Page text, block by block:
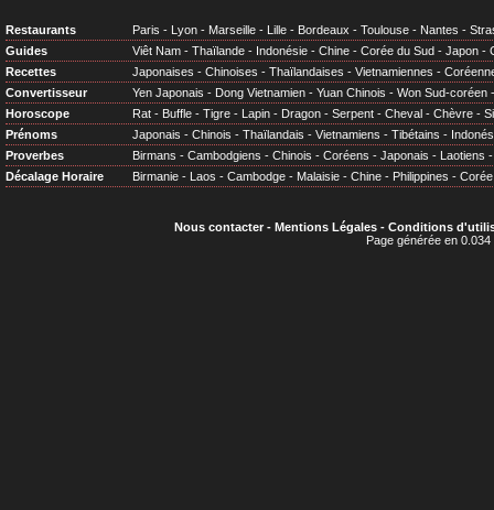
Restaurants Paris - Lyon - Marseille - Lille - Bordeaux - Toulouse - Nantes -
Guides
Viêt Nam - Thaïlande - Indonésie - Chine - Corée du Sud - Japon -
Recettes
Japonaises - Chinoises - Thaïlandaises - Vietnamiennes -
Convertisseur
Yen Japonais - Dong Vietnamien - Yuan Chinois - Won Sud-coréen
Horoscope
Rat - Buffle - Tigre - Lapin - Dragon - Serpent - Cheval - Chèvre -
Prénoms
Japonais - Chinois - Thaïlandais - Vietnamiens - Tibétains -
Proverbes
Birmans - Cambodgiens - Chinois - Coréens - Japonais - Laotiens
Décalage Horaire
Birmanie - Laos - Cambodge - Malaisie - Chine - Philippines - Corée
Nous contacter- Mentions Légales- Conditions
Page générée en